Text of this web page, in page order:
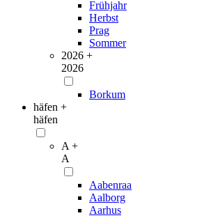
Frühjahr
Herbst
Prag
Sommer
2026 +
2026
Borkum
häfen +
häfen
A +
A
Aabenraa
Aalborg
Aarhus